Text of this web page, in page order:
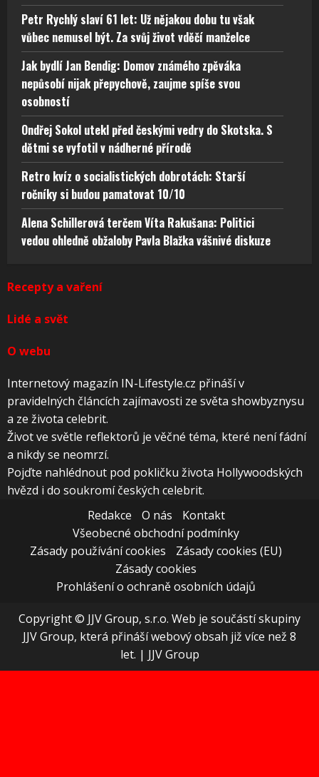
Petr Rychlý slaví 61 let: Už nějakou dobu tu však
vůbec nemusel být. Za svůj život vděčí manželce
Jak bydlí Jan Bendig: Domov známého zpěváka
nepůsobí nijak přepychově, zaujme spíše svou
osobností
Ondřej Sokol utekl před českými vedry do Skotska. S
dětmi se vyfotil v nádherné přírodě
Retro kvíz o socialistických dobrotách: Starší
ročníky si budou pamatovat 10/10
Alena Schillerová terčem Víta Rakušana: Politici
vedou ohledně obžaloby Pavla Blažka vášnivé diskuze
Recepty a vaření
Lidé a svět
O webu
Internetový magazín IN-Lifestyle.cz přináší v
pravidelných článcích zajímavosti ze světa showbyznysu
a ze života celebrit.
Život ve světle reflektorů je věčné téma, které není fádní
a nikdy se neomrzí.
Pojďte nahlédnout pod pokličku života Hollywoodských
hvězd i do soukromí českých celebrit.
Redakce
O nás
Kontakt
Všeobecné obchodní podmínky
Zásady používání cookies
Zásady cookies (EU)
Zásady cookies
Prohlášení o ochraně osobních údajů
Copyright © JJV Group, s.r.o. Web je součástí skupiny
JJV Group, která přináší webový obsah již více než 8
let. | JJV Group